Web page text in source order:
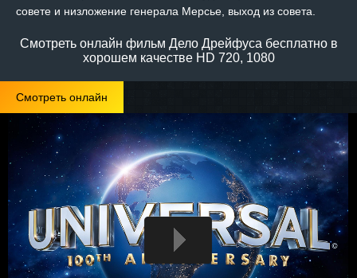
совете и низложение генерала Мерсье, выход из совета.
Смотреть онлайн фильм Дело Дрейфуса бесплатно в
хорошем качестве HD 720, 1080
Смотреть онлайн